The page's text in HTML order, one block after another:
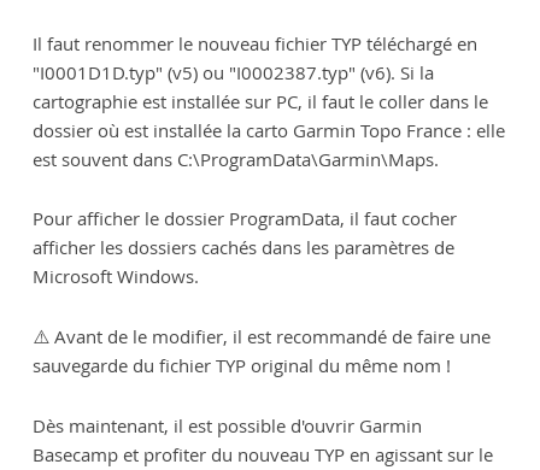
Il faut renommer le nouveau fichier TYP téléchargé en
"I0001D1D.typ" (v5) ou "I0002387.typ" (v6). Si la
cartographie est installée sur PC, il faut le coller dans le
dossier où est installée la carto Garmin Topo France : elle
est souvent dans C:\ProgramData\Garmin\Maps.
Pour afficher le dossier ProgramData, il faut cocher
afficher les dossiers cachés dans les paramètres de
Microsoft Windows.
⚠️ Avant de le modifier, il est recommandé de faire une
sauvegarde du fichier TYP original du même nom !
Dès maintenant, il est possible d'ouvrir Garmin
Basecamp et profiter du nouveau TYP en agissant sur le